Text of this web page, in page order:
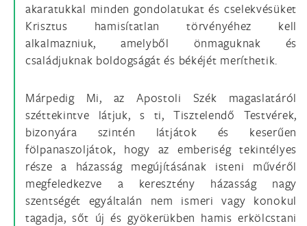
akaratukkal minden gondolatukat és cselekvésüket
Krisztus hamisítatlan törvényéhez kell
alkalmazniuk, amelyből önmaguknak és
családjuknak boldogságát és békéjét meríthetik.
Márpedig Mi, az Apostoli Szék magaslatáról
széttekintve látjuk, s ti, Tisztelendő Testvérek,
bizonyára szintén látjátok és keserűen
fölpanaszoljátok, hogy az emberiség tekintélyes
része a házasság megújításának isteni művéről
megfeledkezve a keresztény házasság nagy
szentségét egyáltalán nem ismeri vagy konokul
tagadja, sőt új és gyökerükben hamis erkölcstani